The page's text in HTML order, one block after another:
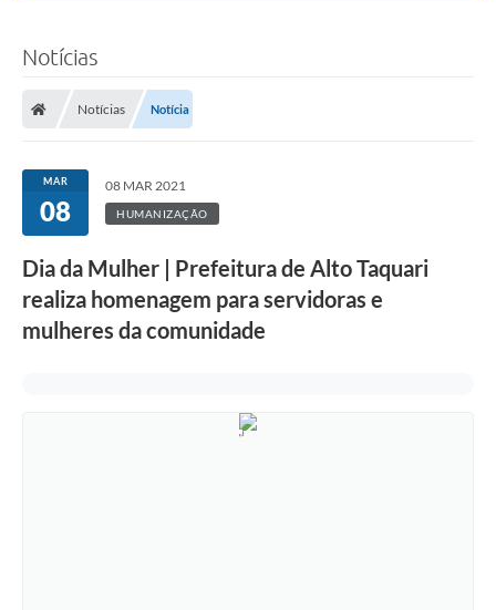
Notícias
Notícias Notícia
MAR
08
08 MAR 2021
HUMANIZAÇÃO
Dia da Mulher | Prefeitura de Alto Taquari
realiza homenagem para servidoras e
mulheres da comunidade